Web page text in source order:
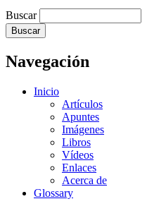
Buscar
Navegación
Inicio
Artículos
Apuntes
Imágenes
Libros
Vídeos
Enlaces
Acerca de
Glossary